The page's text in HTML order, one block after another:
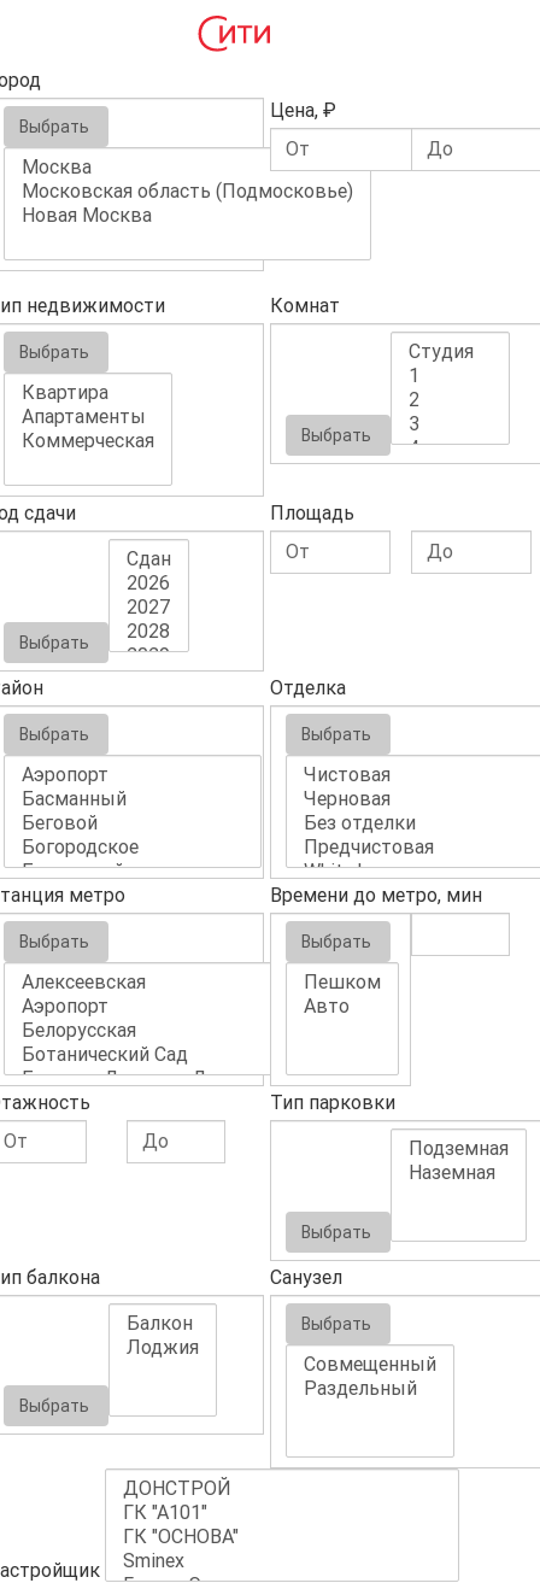
Выбрать
Цена, ₽
недвижимости
Выбрать
Комнат
Выбрать
сдачи
Выбрать
Площадь
Выбрать
Отделка
Выбрать
метро
Выбрать
Времени до метро, мин
Выбрать
Тип парковки
Выбрать
балкона
Выбрать
Санузел
Выбрать